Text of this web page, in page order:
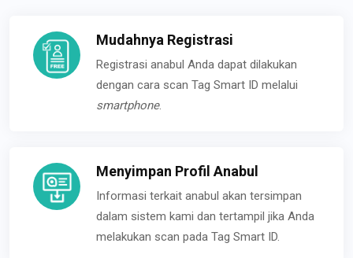
Mudahnya Registrasi
Registrasi anabul Anda dapat dilakukan
dengan cara scan Tag Smart ID melalui
smartphone.
Menyimpan Profil Anabul
Informasi terkait anabul akan tersimpan
dalam sistem kami dan tertampil jika Anda
melakukan scan pada Tag Smart ID.